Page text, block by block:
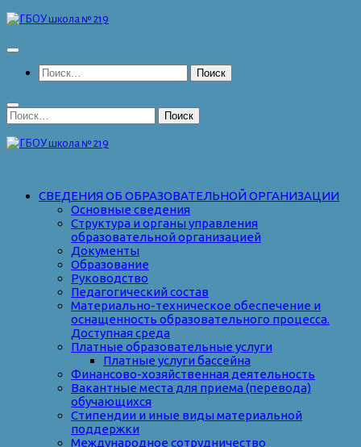
Перейти
содержимому
Найти:
Найти:
СВЕДЕНИЯ ОБ ОБРАЗОВАТЕЛЬНОЙ ОРГАНИЗАЦИИ
Основные сведения
Структура и органы управления
образовательной организацией
Документы
Образование
Руководство
Педагогический состав
Материально-техническое обеспечение и
оснащенность образовательного процесса.
Доступная среда
Платные образовательные услуги
Платные услуги бассейна
Финансово-хозяйственная деятельность
Вакантные места для приема (перевода)
обучающихся
Стипендии и иные виды материальной
поддержки
Международное сотрудничество